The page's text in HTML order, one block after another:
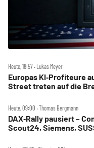
Heute, 18:57 ‧ Lukas Meyer
Europas KI‑Profiteure
Street treten auf die
Heute, 09:00 ‧ Thomas Bergmann
DAX‑Rally pausiert –
Scout24, Siemens,